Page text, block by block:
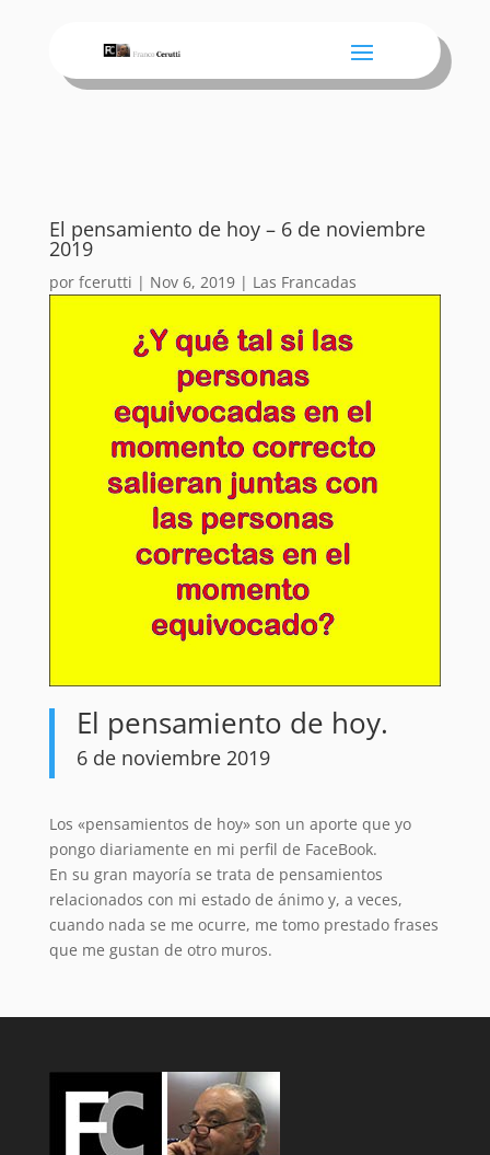
El pensamiento de hoy – 6 de noviembre
2019
por fcerutti | Nov 6, 2019| Las Francadas
El pensamiento de hoy.
6 de noviembre 2019
Los «pensamientos de hoy» son un aporte que yo
pongo diariamente en mi perfil de FaceBook.
En su gran mayoría se trata de pensamientos
relacionados con mi estado de ánimo y, a veces,
cuando nada se me ocurre, me tomo prestado frases
que me gustan de otro muros.